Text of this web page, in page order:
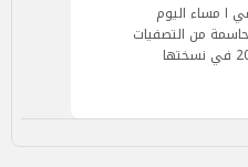
ا مساء اليوم
من التصفيات
الأسيوية المؤهلة إلى كأس العالم 2026 في نسختها